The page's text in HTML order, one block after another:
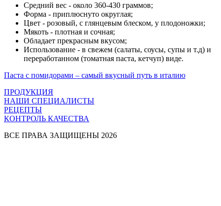
Средний вес - около 360-430 граммов;
Форма - приплюснуто округлая;
Цвет - розовый, с глянцевым блеском, у плодоножки;
Мякоть - плотная и сочная;
Обладает прекрасным вкусом;
Использование - в свежем (салаты, соусы, супы и т.д) и
переработанном (томатная паста, кетчуп) виде.
Паста с помидорами – самый вкусный путь в италию
ПРОДУКЦИЯ
НАШИ СПЕЦИАЛИСТЫ
РЕЦЕПТЫ
КОНТРОЛЬ КАЧЕСТВА
ВСЕ ПРАВА ЗАЩИЩЕНЫ 2026